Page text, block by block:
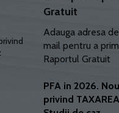
Gratuit
Adauga adresa
mail pentru a
Raportul Gratuit
PFA in 2026.
privind